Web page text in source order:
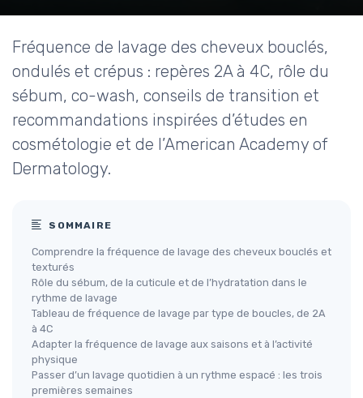
Fréquence de lavage des cheveux bouclés,
ondulés et crépus : repères 2A à 4C, rôle du
sébum, co-wash, conseils de transition et
recommandations inspirées d’études en
cosmétologie et de l’American Academy of
Dermatology.
SOMMAIRE
Comprendre la fréquence de lavage des cheveux bouclés et
texturés
Rôle du sébum, de la cuticule et de l’hydratation dans le
rythme de lavage
Tableau de fréquence de lavage par type de boucles, de 2A
à 4C
Adapter la fréquence de lavage aux saisons et à l’activité
physique
Passer d’un lavage quotidien à un rythme espacé : les trois
premières semaines